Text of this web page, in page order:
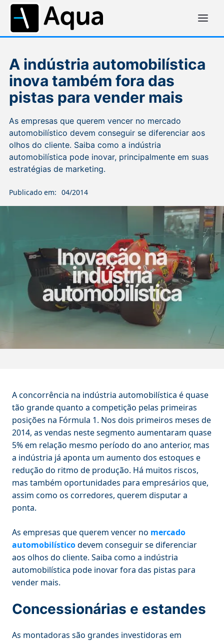
A indústria automobilística
inova também fora das
pistas para vender mais
As empresas que querem vencer no mercado
automobilístico devem conseguir se diferenciar aos
olhos do cliente. Saiba como a indústria
automobilística pode inovar, principalmente em suas
estratégias de marketing.
Publicado em: 04/2014
A concorrência na indústria automobilística é quase
tão grande quanto a competição pelas primeiras
posições na Fórmula 1. Nos dois primeiros meses de
2014, as vendas neste segmento aumentaram quase
5% em relação mesmo período do ano anterior, mas
a indústria já aponta um aumento dos estoques e
redução do ritmo de produção. Há muitos riscos,
mas também oportunidades para empresários que,
assim como os corredores, querem disputar a
ponta.
As empresas que querem vencer no mercado
automobilísticodevem conseguir se diferenciar
aos olhos do cliente. Saiba como a indústria
automobilística pode inovar fora das pistas para
vender mais.
Concessionárias e estandes
As montadoras são grandes investidoras em